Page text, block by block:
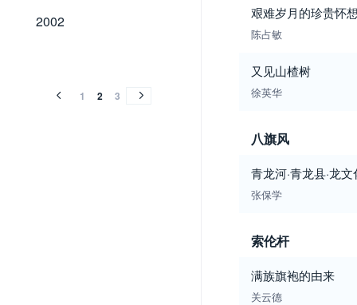
2002
2002
1 2 3
艰难岁月的珍贵怀
陈占敏
又见山楂树
徐英华
八旗风
青龙河·青龙县·龙文
张保学
索伦杆
满族旗袍的由来
关云德